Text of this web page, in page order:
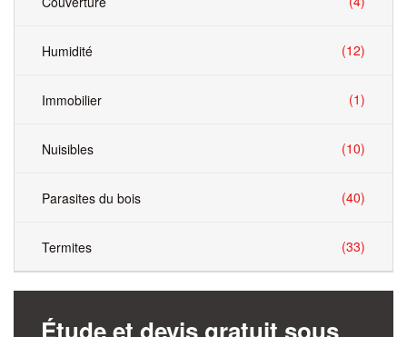
Humidité (12)
Immobilier (1)
Nuisibles (10)
Parasites du bois (40)
Termites (33)
Étude et devis gratuit sous